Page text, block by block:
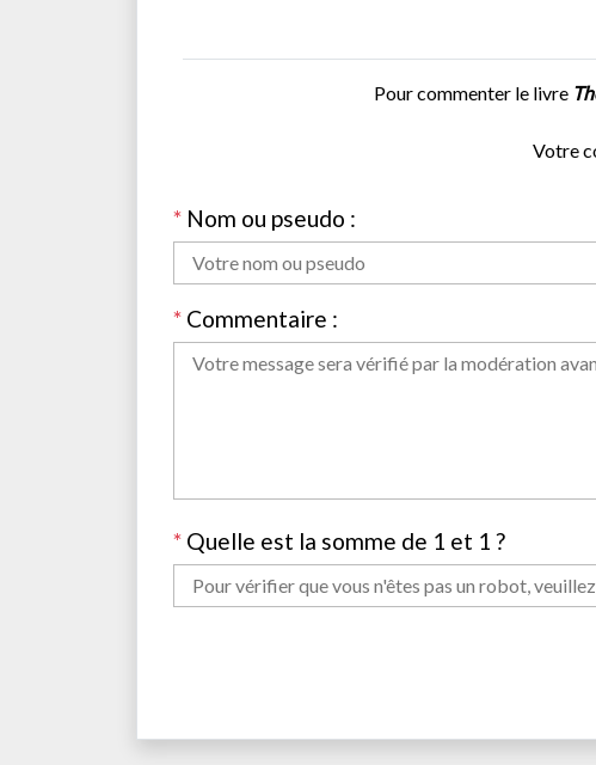
Pour commenter le livre
Votre
* Nom ou pseudo :
* Commentaire :
* Quelle est la somme de 1 et 1 ?